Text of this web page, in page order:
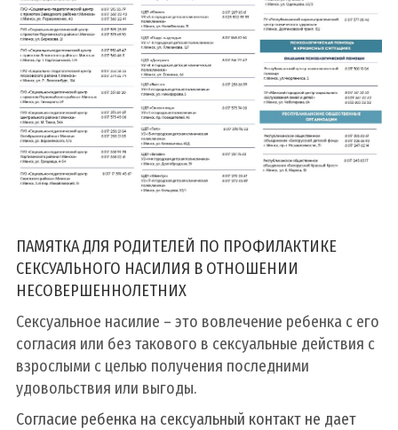
ПАМЯТКА ДЛЯ РОДИТЕЛЕЙ ПО ПРОФИЛАКТИКЕ
СЕКСУАЛЬНОГО НАСИЛИЯ В ОТНОШЕНИИ
НЕСОВЕРШЕННОЛЕТНИХ
Сексуальное насилие – это вовлечение ребенка с его
согласия или без такового в сексуальные действия с
взрослыми с целью получения последними
удовольствия или выгоды.
Согласие ребенка на сексуальный контакт не дает